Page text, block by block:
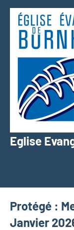
Aller
contenu
Eglise
Texte
Protégé :
Janvier